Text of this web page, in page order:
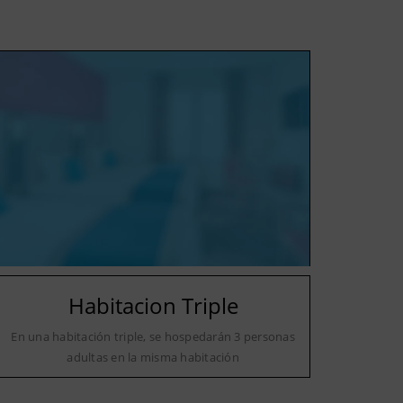
Habitacion Triple
En una habitación triple, se hospedarán 3 personas
adultas en la misma habitación